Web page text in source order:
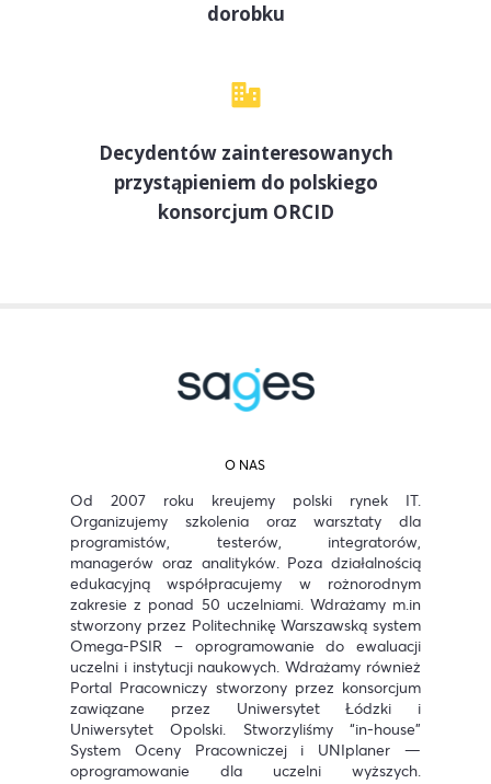
dorobku
Decydentów zainteresowanych
przystąpieniem do polskiego
konsorcjum ORCID
Od 2007 roku kreujemy polski rynek IT.
Organizujemy szkolenia oraz warsztaty dla
programistów, testerów, integratorów,
managerów oraz analityków. Poza działalnością
edukacyjną współpracujemy w rożnorodnym
zakresie z ponad 50 uczelniami. Wdrażamy m.in
stworzony przez Politechnikę Warszawską system
Omega-PSIR – oprogramowanie do ewaluacji
uczelni i instytucji naukowych. Wdrażamy również
Portal Pracowniczy stworzony przez konsorcjum
zawiązane przez Uniwersytet Łódzki i
Uniwersytet Opolski. Stworzyliśmy “in-house”
System Oceny Pracowniczej i UNIplaner —
oprogramowanie dla uczelni wyższych.
O NAS